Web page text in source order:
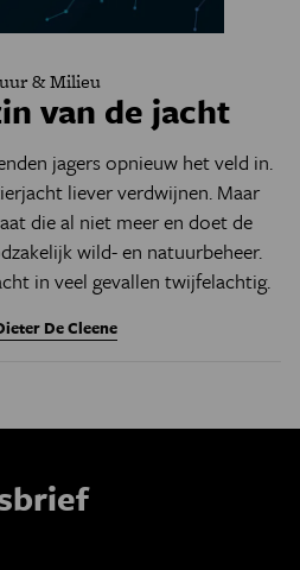
& Milieu
van de jacht
jagers opnieuw het veld in.
liever verdwijnen. Maar
die al niet meer en doet de
wild- en natuurbeheer.
in veel gevallen twijfelachtig.
De Cleene